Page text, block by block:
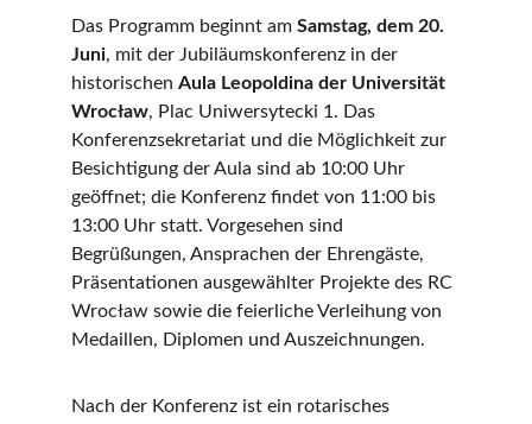
Das Programm beginnt am Samstag, dem 20.
Juni, mit der Jubiläumskonferenz in der
historischen Aula Leopoldina der Universität
Wrocław, Plac Uniwersytecki 1. Das
Konferenzsekretariat und die Möglichkeit zur
Besichtigung der Aula sind ab 10:00 Uhr
geöffnet; die Konferenz findet von 11:00 bis
13:00 Uhr statt. Vorgesehen sind
Begrüßungen, Ansprachen der Ehrengäste,
Präsentationen ausgewählter Projekte des RC
Wrocław sowie die feierliche Verleihung von
Medaillen, Diplomen und Auszeichnungen.
Nach der Konferenz ist ein rotarisches